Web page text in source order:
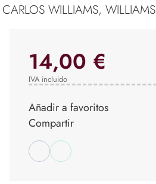
CARLOS WILLIAMS, WILLIAMS
14,00 €
IVA incluido
Añadir a favoritos
Compartir